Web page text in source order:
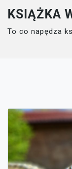
content
KSIĄŻKA
To co napędza